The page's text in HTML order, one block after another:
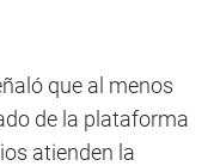
que al menos
de la plataforma
atienden la